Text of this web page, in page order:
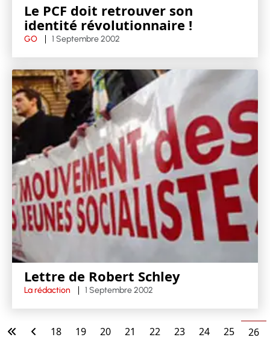
Le PCF doit retrouver son
identité révolutionnaire !
GO 1 Septembre 2002
Lettre de Robert Schley
La rédaction 1 Septembre 2002
18 19 20 21 22 23 24 25
26